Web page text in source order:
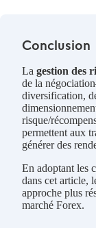
Conclusion
La gestion des
de la
diversification,
risque/
permettent aux
générer des
En adoptant les
dans cet article,
approche plus
marché Forex.